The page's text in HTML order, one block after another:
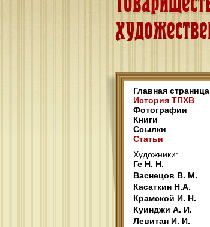
Главная страница
История ТПХВ
Фотографии
Книги
Ссылки
Статьи
Художники:
Ге Н. Н.
Васнецов В. М.
Касаткин Н.А.
Крамской И. Н.
Куинджи А. И.
Левитан И. И.